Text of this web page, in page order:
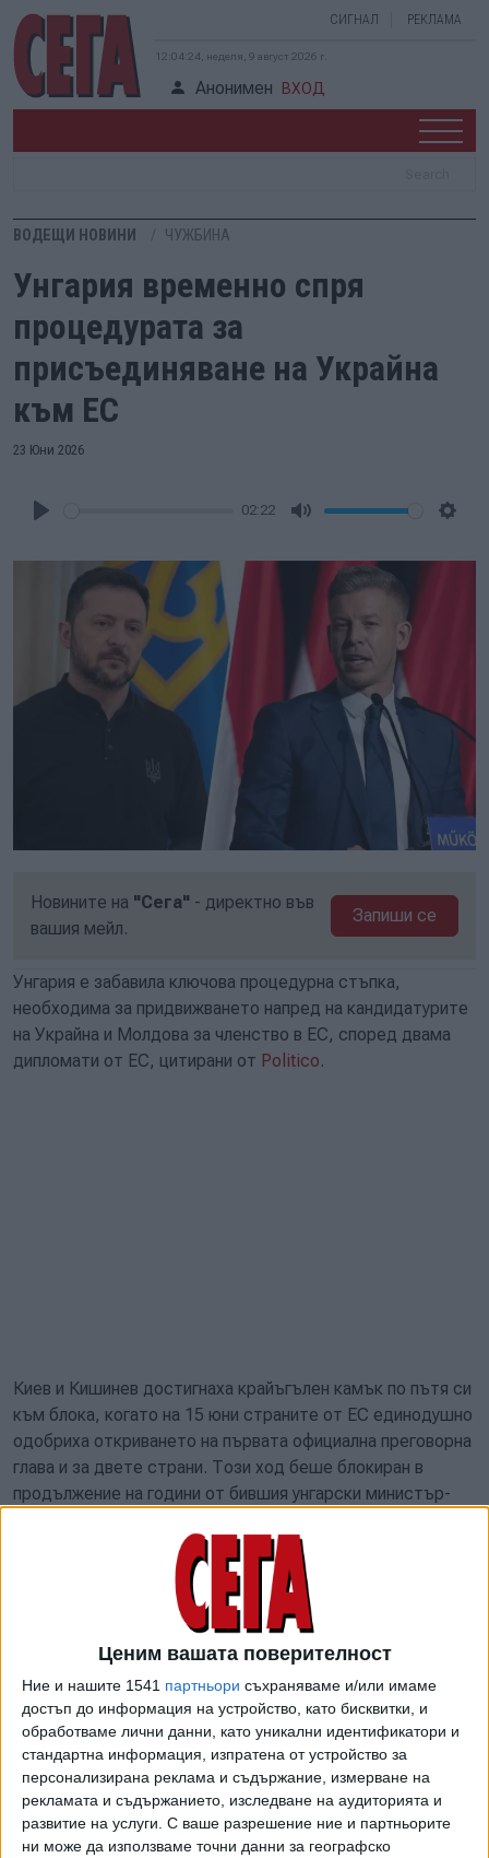
Ценим вашата поверителност
Ние и нашите 1541 партньори съхраняваме и/или имаме
достъп до информация на устройство, като бисквитки, и
обработваме лични данни, като уникални идентификатори и
стандартна информация, изпратена от устройство за
персонализирана реклама и съдържание, измерване на
рекламата и съдържанието, изследване на аудиторията и
развитие на услуги. С ваше разрешение ние и партньорите
ни може да използваме точни данни за географско
СИГНАЛ РЕКЛАМА
12:04:25, неделя, 9 август 2026 г.
Анонимен ВХОД
ВОДЕЩИ НОВИНИ ЧУЖБИНА
Унгария временно спря
процедурата за
присъединяване на Украйна
към ЕС
23 Юни 2026
02:22
Новините на "Сега" - директно във
вашия мейл.
Запиши се
Унгария е забавила ключова процедурна стъпка,
необходима за придвижването напред на кандидатурите
на Украйна и Молдова за членство в ЕС, според двама
дипломати от ЕС, цитирани от Politico.
Киев и Кишинев достигнаха крайъгълен камък по пътя си
към блока, когато на 15 юни страните от ЕС единодушно
одобриха откриването на първата официална преговорна
глава и за двете страни. Този ход беше блокиран в
продължение на години от бившия унгарски министър-
на членството на Украйна в ЕС.
Сега двете страни се надяват бързо да напреднат в
процеса на присъединяване към ЕС, като по-рано този
месец заместник министър-председателят на Украйна
Тарас Качка заяви, че Киев има за цел да отвори
всичките шест преговорни клъстера (групи от официални
глави) до средата на юли.
Този график обаче вече е изложен на риск, след като във
вторник Унгария се противопостави на изпращането на
писмо до Европейския съвет и Комисията от името на
27-те страни членки на блока, което изразява общата